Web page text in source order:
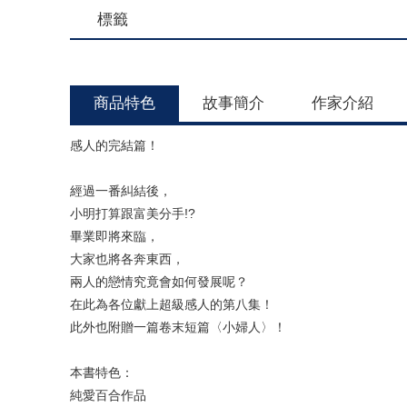
標籤
商品特色 故事簡介 作家介紹
感人的完結篇！
經過一番糾結後，
小明打算跟富美分手!?
畢業即將來臨，
大家也將各奔東西，
兩人的戀情究竟會如何發展呢？
在此為各位獻上超級感人的第八集！
此外也附贈一篇卷末短篇〈小婦人〉！
本書特色：
純愛百合作品